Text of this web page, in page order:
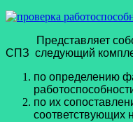
Представляет собой
СПЗ следующий
по определению
по их
соответствующих